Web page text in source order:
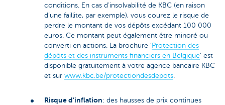
conditions. En cas d’insolvabilité de KBC (en raison
d’une faillite, par exemple), vous courez le risque de
perdre le montant de vos dépôts excédant 100 000
euros. Ce montant peut également être minoré ou
converti en actions. La brochure ‘Protection des
dépôts et des instruments financiers en Belgique’ est
disponible gratuitement à votre agence bancaire KBC
et sur www.kbc.be/protectiondesdepots.
Risque d’inflation: des hausses de prix continues